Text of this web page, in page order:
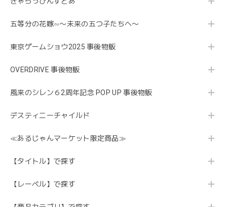
五等分の花嫁∽〜未来の五つ子たちへ〜
東京ゲームショウ2025 事後物販
OVERDRIVE 事後物販
風来のシレン６2周年記念 POP UP 事後物販
デスティニーチャイルド
≪あるじゃんマーケット限定商品≫
【タイトル】で探す
【レーベル】で探す